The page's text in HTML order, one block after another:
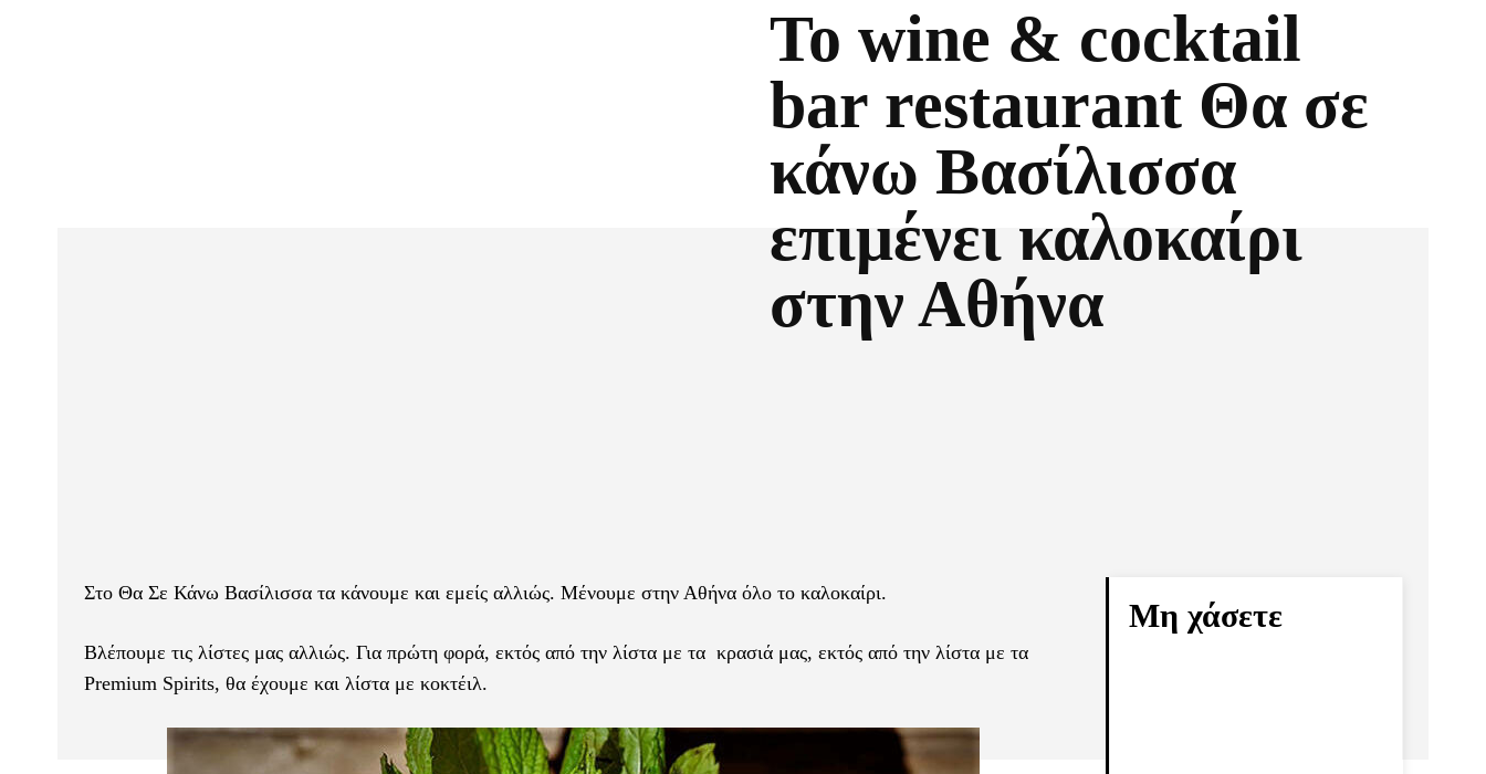
Το wine & cocktail
bar restaurant Θα σε
κάνω Βασίλισσα
επιμένει καλοκαίρι
στην Αθήνα
Στο Θα Σε Κάνω Βασίλισσα τα κάνουμε και εμείς αλλιώς. Μένουμε στην Αθήνα όλο το καλοκαίρι.
Βλέπουμε τις λίστες μας αλλιώς. Για πρώτη φορά, εκτός από την λίστα με τα κρασιά μας, εκτός από την λίστα με τα
Premium Spirits, θα έχουμε και λίστα με κοκτέιλ.
Μη χάσετε